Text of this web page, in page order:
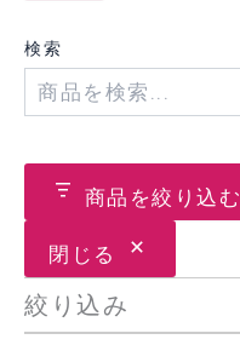
検索
商品を絞り込む
閉じる
絞り込み